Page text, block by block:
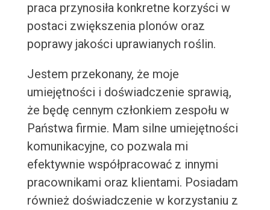
praca przynosiła konkretne korzyści w
postaci zwiększenia plonów oraz
poprawy jakości uprawianych roślin.
Jestem przekonany, że moje
umiejętności i doświadczenie sprawią,
że będę cennym członkiem zespołu w
Państwa firmie. Mam silne umiejętności
komunikacyjne, co pozwala mi
efektywnie współpracować z innymi
pracownikami oraz klientami. Posiadam
również doświadczenie w korzystaniu z